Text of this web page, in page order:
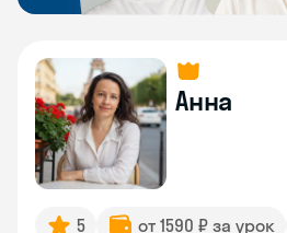
Анна
5 от 1590 ₽ за урок